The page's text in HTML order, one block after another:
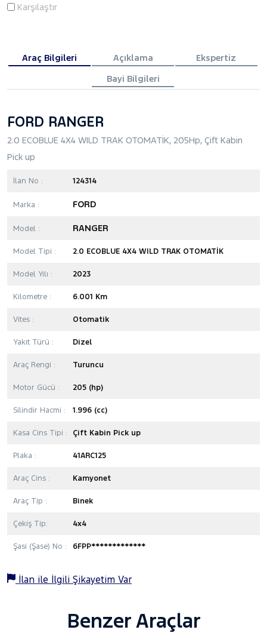
Karşılaştır
Araç Bilgileri Açıklama
Ekspertiz
Bayi Bilgileri
FORD RANGER
2.0 ECOBLUE 4X4 WILD TRAK OTOMATİK, 205Hp, Çift Kabin
Pick up
İlan No : 124314
Marka : FORD
Model : RANGER
Model Tipi : 2.0 ECOBLUE 4X4 WILD TRAK OTOMATİK
Model Yılı : 2023
Kilometre : 6.001 Km
Vites : Otomatik
Yakıt Türü : Dizel
Araç Rengi : Turuncu
Motor Gücü : 205 (hp)
Silindir Hacmi : 1.996 (cc)
Kasa Cins Tipi : Çift Kabin Pick up
Plaka : 41ARC125
Araç Cins : Kamyonet
Araç Tip : Binek
Çekiş Tip: 4x4
Şasi (Şase) No : 6FPP*************
İlan ile İlgili Şikayetim Var
Benzer Araçlar